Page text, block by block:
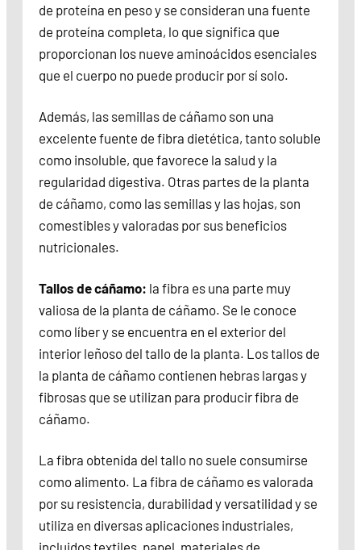
de proteína en peso y se consideran una fuente
de proteína completa, lo que significa que
proporcionan los nueve aminoácidos esenciales
que el cuerpo no puede producir por sí solo.
Además, las semillas de cáñamo son una
excelente fuente de fibra dietética, tanto soluble
como insoluble, que favorece la salud y la
regularidad digestiva. Otras partes de la planta
de cáñamo, como las semillas y las hojas, son
comestibles y valoradas por sus beneficios
nutricionales.
Tallos de cáñamo: la fibra es una parte muy
valiosa de la planta de cáñamo. Se le conoce
como líber y se encuentra en el exterior del
interior leñoso del tallo de la planta. Los tallos de
la planta de cáñamo contienen hebras largas y
fibrosas que se utilizan para producir fibra de
cáñamo.
La fibra obtenida del tallo no suele consumirse
como alimento. La fibra de cáñamo es valorada
por su resistencia, durabilidad y versatilidad y se
utiliza en diversas aplicaciones industriales,
incluidos textiles, papel, materiales de